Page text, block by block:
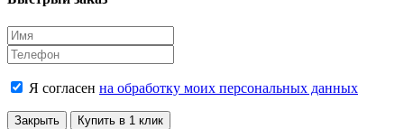
Я согласен на обработку моих персональных данных
Закрыть Купить в 1 клик